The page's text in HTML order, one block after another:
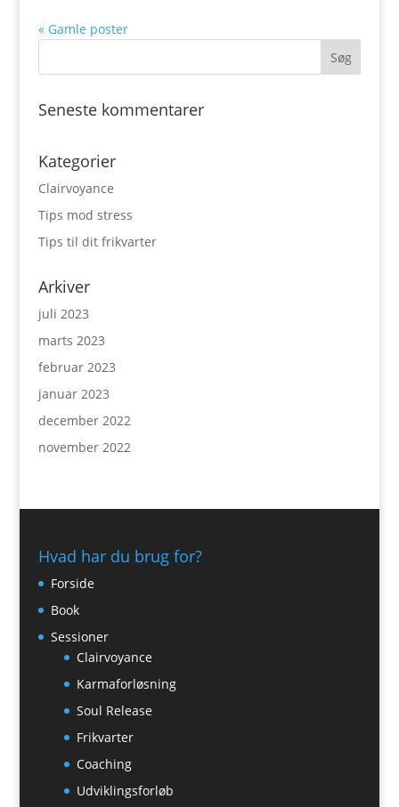
« Gamle poster
Seneste kommentarer
Kategorier
Clairvoyance
Tips mod stress
Tips til dit frikvarter
Arkiver
juli 2023
marts 2023
februar 2023
januar 2023
december 2022
november 2022
Hvad har du brug for?
Forside
Book
Sessioner
Clairvoyance
Karmaforløsning
Soul Release
Frikvarter
Coaching
Udviklingsforløb